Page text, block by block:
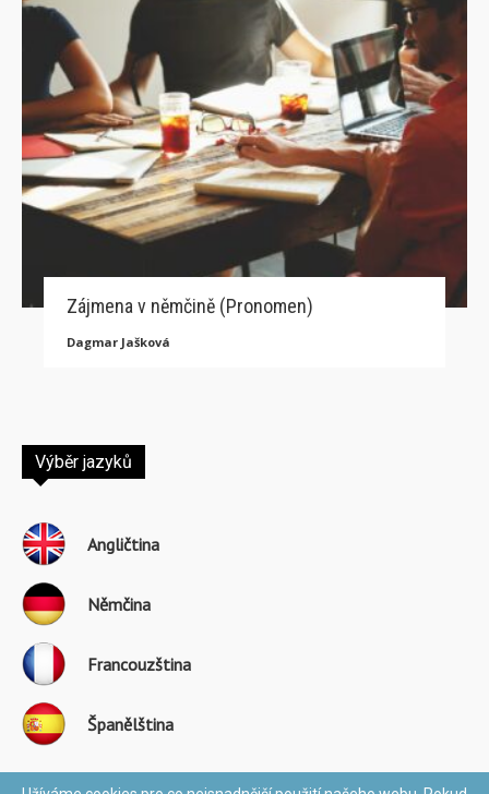
Zájmena v němčině (Pronomen)
Dagmar Jašková
Výběr jazyků
Angličtina
Němčina
Francouzština
Španělština